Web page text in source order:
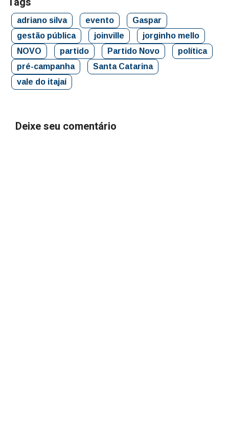
adriano silva evento
Gaspar
gestão pública
joinville
jorginho mello
NOVO
partido Partido Novo
política
pré-campanha
Santa Catarina
vale do itajaí
Deixe seu comentário